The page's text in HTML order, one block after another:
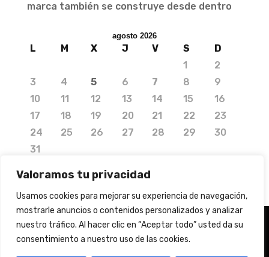
Valoramos tu privacidad
Usamos cookies para mejorar su experiencia de navegación,
mostrarle anuncios o contenidos personalizados y analizar
nuestro tráfico. Al hacer clic en “Aceptar todo” usted da su
consentimiento a nuestro uso de las cookies.
marca también se construye desde dentro
agosto 2026
L M X J V S
D
1
2
3
4 5 6 7 8
9
10
11 12 13 14 15
16
17
18 19 20 21 22
23
24
25 26 27 28 29
30
31
© 2020 Copyright by Media Needs.